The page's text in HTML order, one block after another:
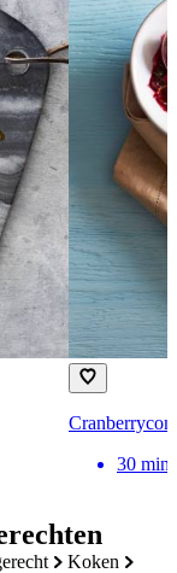
koken
30 min